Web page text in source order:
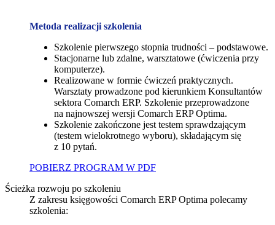
Metoda realizacji szkolenia
Szkolenie pierwszego stopnia trudności – podstawowe.
Stacjonarne lub zdalne, warsztatowe (ćwiczenia przy
komputerze).
Realizowane w formie ćwiczeń praktycznych.
Warsztaty prowadzone pod kierunkiem Konsultantów
sektora Comarch ERP. Szkolenie przeprowadzone
na najnowszej wersji Comarch ERP Optima.
Szkolenie zakończone jest testem sprawdzającym
(testem wielokrotnego wyboru), składającym się
z 10 pytań.
POBIERZ PROGRAM W PDF
Ścieżka rozwoju po szkoleniu
Z zakresu księgowości Comarch ERP Optima polecamy
szkolenia: